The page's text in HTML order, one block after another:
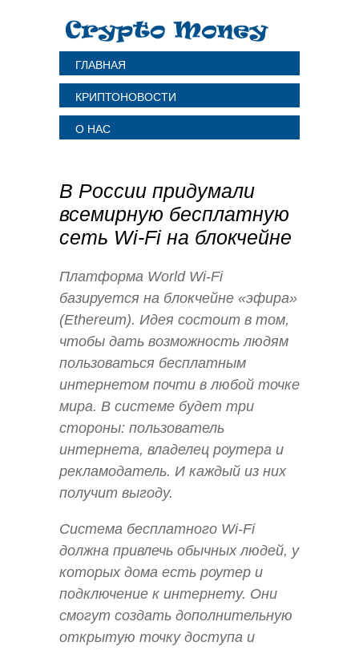
ГЛАВНАЯ
КРИПТОНОВОСТИ
О НАС
В России придумали
всемирную бесплатную
сеть Wi-Fi на блокчейне
Платформа World Wi-Fi
базируется на блокчейне «эфира»
(Ethereum). Идея состоит в том,
чтобы дать возможность людям
пользоваться бесплатным
интернетом почти в любой точке
мира. В системе будет три
стороны: пользователь
интернета, владелец роутера и
рекламодатель. И каждый из них
получит выгоду.
Система бесплатного Wi-Fi
должна привлечь обычных людей, у
которых дома есть роутер и
подключение к интернету. Они
смогут создать дополнительную
открытую точку доступа и